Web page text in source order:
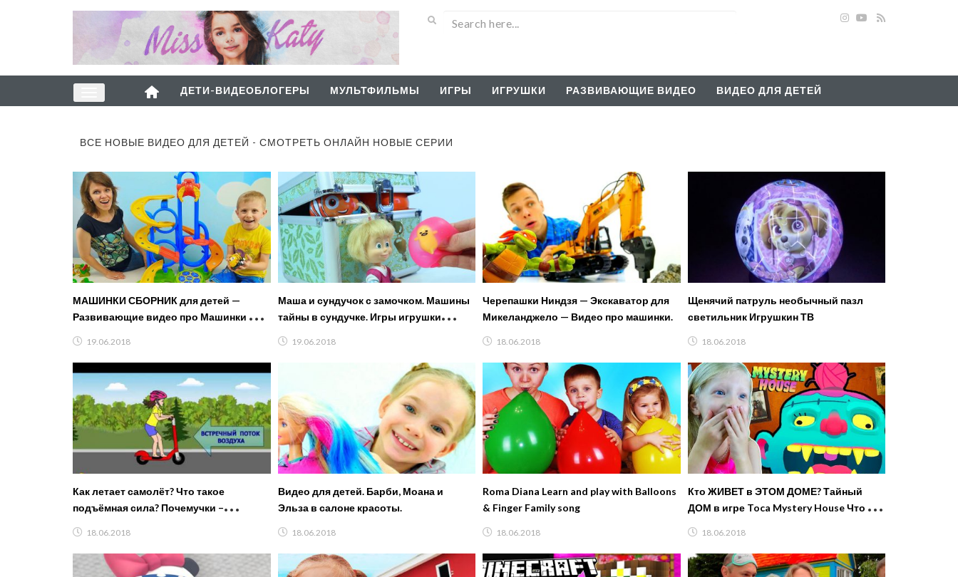
ДЕТИ-ВИДЕОБЛОГЕРЫ МУЛЬТФИЛЬМЫ ИГРЫ ИГРУШКИ РАЗВИВАЮЩИЕ ВИДЕО ВИДЕО ДЛЯ ДЕТЕЙ
ВСЕ НОВЫЕ ВИДЕО ДЛЯ ДЕТЕЙ - СМОТРЕТЬ ОНЛАЙН НОВЫЕ СЕРИИ
МАШИНКИ СБОРНИК для детей —
Развивающие видео про Машинки для
19.06.2018
Маша и сундучок с замочком. Машины
тайны в сундучке. Игры игрушки
19.06.2018
Черепашки Ниндзя — Экскаватор для
Микеланджело — Видео про машинки.
18.06.2018
Щенячий патруль необычный пазл
светильник Игрушкин ТВ
18.06.2018
Как летает самолёт? Что такое
подъёмная сила? Почемучки –
18.06.2018
Видео для детей. Барби, Моана и
Эльза в салоне красоты.
18.06.2018
Roma Diana Learn and play with Balloons
& Finger Family song
18.06.2018
Кто ЖИВЕТ в ЭТОМ ДОМЕ? Тайный
ДОМ в игре Toca Mystery House Что мы
18.06.2018